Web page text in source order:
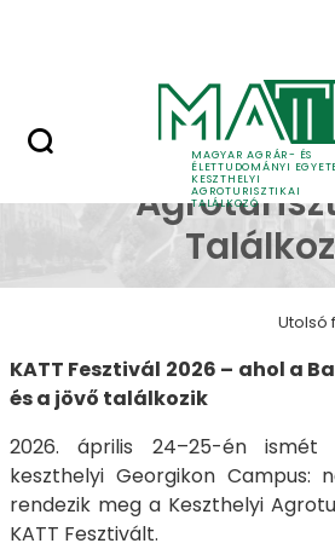
MAGYAR AGRÁR- ÉS
ÉLETTUDOMÁNYI
KESZTHELYI
AGROTURISZTIKAI
TALÁLKOZÓ
KATT -
Utolsó
KATT Fesztivál 2026 – ahol a
és a jövő találkozik
2026. április 24–25-én
keszthelyi Georgikon Campus:
rendezik meg a Keszthelyi
KATT Fesztivált.